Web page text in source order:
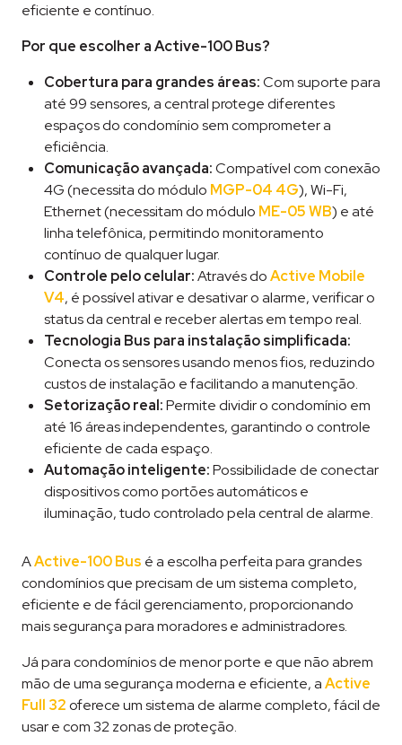
eficiente e contínuo.
Por que escolher a Active-100 Bus?
Cobertura para grandes áreas:Com suporte para
até 99 sensores, a central protege diferentes
espaços do condomínio sem comprometer a
eficiência.
Comunicação avançada:Compatível com conexão
4G (necessita do módulo MGP-04 4G), Wi-Fi,
Ethernet (necessitam do módulo ME-05 WB) e até
linha telefônica, permitindo monitoramento
contínuo de qualquer lugar.
Controle pelo celular:Através doActive Mobile
V4, é possível ativar e desativar o alarme, verificar o
status da central e receber alertas em tempo real.
Tecnologia Bus para instalação simplificada:
Conecta os sensores usando menos fios, reduzindo
custos de instalação e facilitando a manutenção.
Setorização real:Permite dividir o condomínio em
até 16 áreas independentes, garantindo o controle
eficiente de cada espaço.
Automação inteligente:Possibilidade de conectar
dispositivos como portões automáticos e
iluminação, tudo controlado pela central de alarme.
AActive-100 Bus é a escolha perfeita para grandes
condomínios que precisam de um sistema completo,
eficiente e de fácil gerenciamento, proporcionando
mais segurança para moradores e administradores.
Já para condomínios de menor porte e que não abrem
mão de uma segurança moderna e eficiente, aActive
Full 32oferece um sistema de alarme completo, fácil de
usar e com 32 zonas de proteção.